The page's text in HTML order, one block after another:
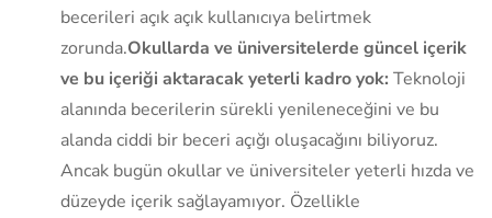
becerileri açık açık kullanıcıya belirtmek
zorunda.Okullarda ve üniversitelerde güncel içerik
ve bu içeriği aktaracak yeterli kadro yok: Teknoloji
alanında becerilerin sürekli yenileneceğini ve bu
alanda ciddi bir beceri açığı oluşacağını biliyoruz.
Ancak bugün okullar ve üniversiteler yeterli hızda ve
düzeyde içerik sağlayamıyor. Özellikle